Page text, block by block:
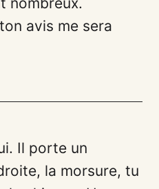
avis me sera
Il porte un
la morsure, tu